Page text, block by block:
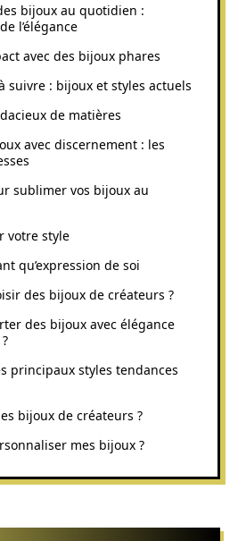
bijoux au quotidien :
l’élégance
avec des bijoux phares
suivre : bijoux et styles actuels
de matières
avec discernement : les
sublimer vos bijoux au
votre style
qu’expression de soi
des bijoux de créateurs ?
des bijoux avec élégance
principaux styles tendances
bijoux de créateurs ?
mes bijoux ?